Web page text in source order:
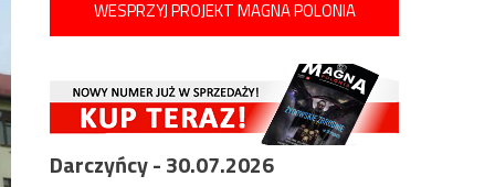
WESPRZYJ PROJEKT MAGNA POLONIA
Darczyńcy - 30.07.2026